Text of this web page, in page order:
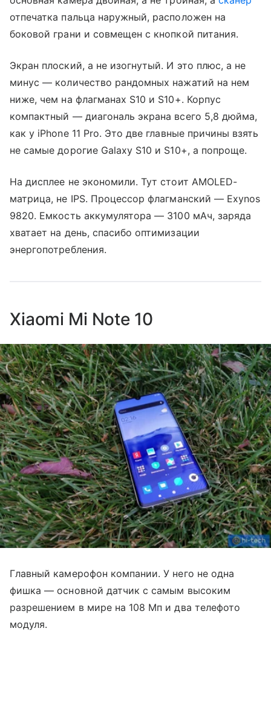
отпечатка пальца наружный, расположен на
боковой грани и совмещен с кнопкой питания.
Экран плоский, а не изогнутый. И это плюс, а не
минус — количество рандомных нажатий на нем
ниже, чем на флагманах S10 и S10+. Корпус
компактный — диагональ экрана всего 5,8 дюйма,
как у iPhone 11 Pro. Это две главные причины взять
не самые дорогие Galaxy S10 и S10+, а попроще.
На дисплее не экономили. Тут стоит AMOLED-
матрица, не IPS. Процессор флагманский — Exynos
9820. Емкость аккумулятора — 3100 мАч, заряда
хватает на день, спасибо оптимизации
энергопотребления.
Xiaomi Mi Note 10
Главный камерофон компании. У него не одна
фишка — основной датчик с самым высоким
разрешением в мире на 108 Мп и два телефото
модуля.